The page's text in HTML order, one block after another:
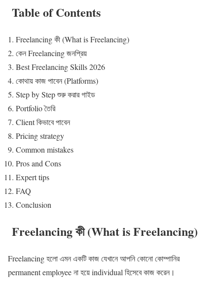
Table of Contents
Freelancing কী (What is Freelancing)
কেন Freelancing জনপ্রিয়
Best Freelancing Skills 2026
কোথায় কাজ পাবেন (Platforms)
Step by Step শুরু করার গাইড
Portfolio তৈরি
Client কিভাবে পাবেন
Pricing strategy
Common mistakes
Pros and Cons
Expert tips
FAQ
Conclusion
Freelancing কী (What is Freelancing)
Freelancing হলো এমন একটি কাজ যেখানে আপনি কোনো কোম্পানির
permanent employee না হয়ে individual হিসেবে কাজ করেন।